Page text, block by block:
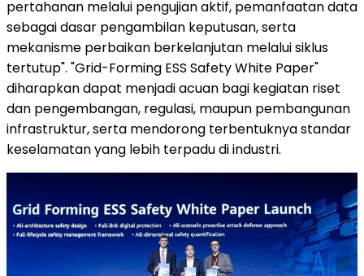
pertahanan melalui pengujian aktif, pemanfaatan data
sebagai dasar pengambilan keputusan, serta
mekanisme perbaikan berkelanjutan melalui siklus
tertutup". "Grid-Forming ESS Safety White Paper"
diharapkan dapat menjadi acuan bagi kegiatan riset
dan pengembangan, regulasi, maupun pembangunan
infrastruktur, serta mendorong terbentuknya standar
keselamatan yang lebih terpadu di industri.